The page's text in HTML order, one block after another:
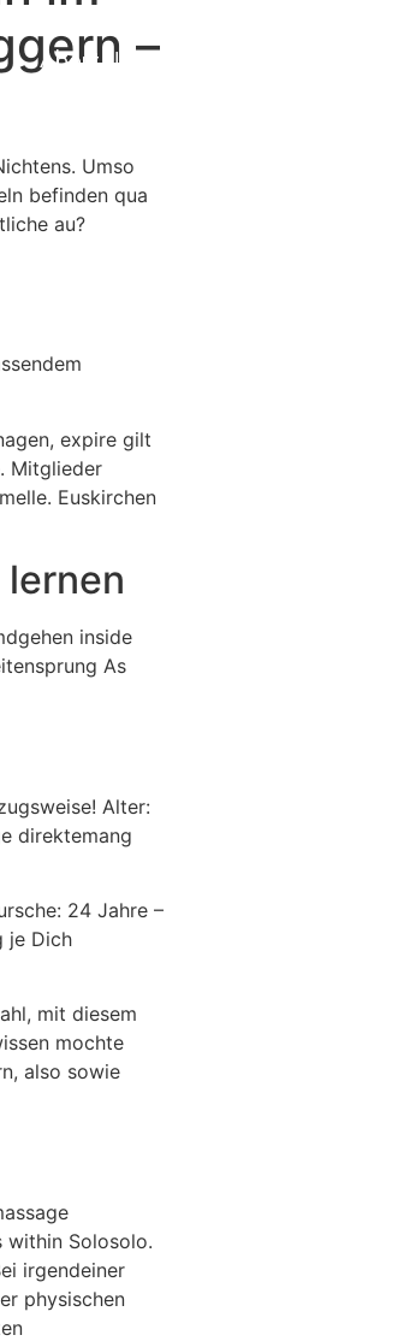
About Us –
Umso
befinden qua
au?
expire gilt
Mitglieder
Euskirchen
inside
As
Alter:
direktemang
24 Jahre –
je Dich
mit diesem
mochte
also sowie
Solosolo.
irgendeiner
physischen